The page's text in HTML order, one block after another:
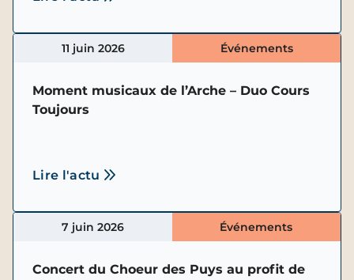
11 juin 2026 Événements
Moment musicaux de l’Arche – Duo Cours
Toujours
Lire l'actu
7 juin 2026 Événements
Concert du Choeur des Puys au profit de